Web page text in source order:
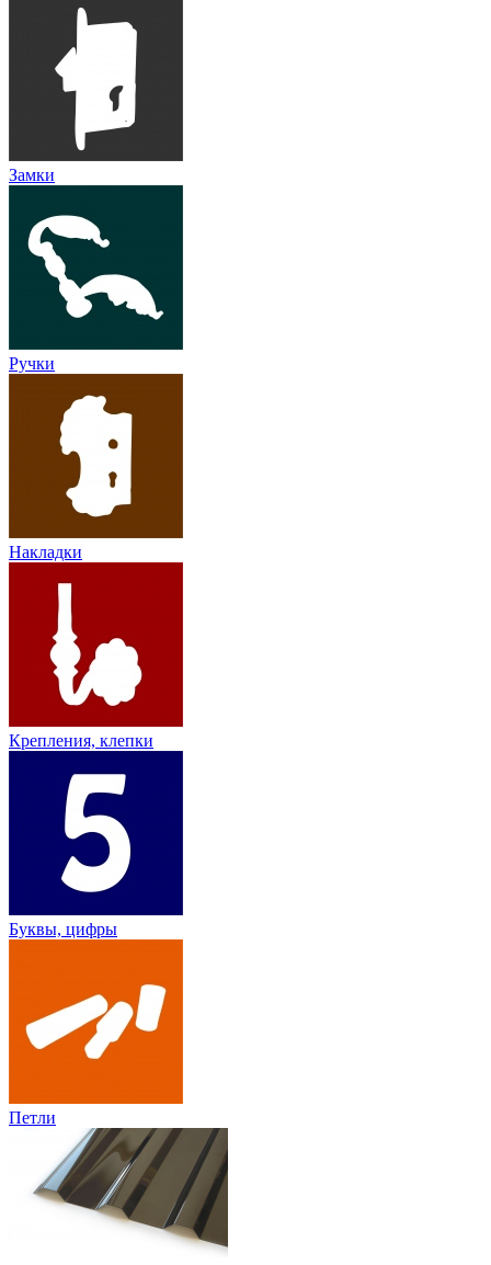
Замки
Ручки
Накладки
Крепления, клепки
Буквы, цифры
Петли